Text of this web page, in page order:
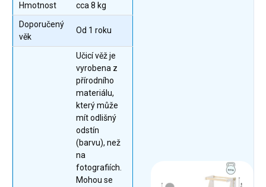
Hmotnost
cca 8 kg
Doporučený
věk
Od 1 roku
Učicí věž je
vyrobena z
přírodního
materiálu,
který může
mít odlišný
odstín
(barvu), než
na
fotografiích.
Mohou se